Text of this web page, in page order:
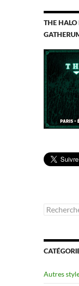
THE
Rechercher
Autres